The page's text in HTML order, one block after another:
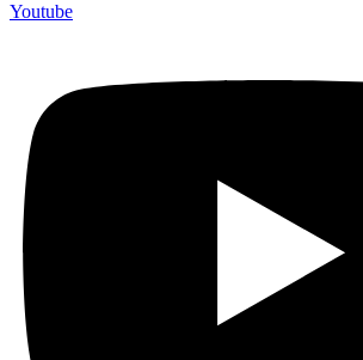
Youtube